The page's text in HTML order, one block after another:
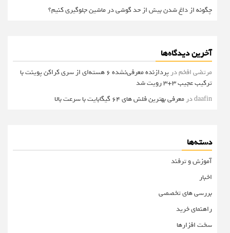
چگونه از داغ شدن بیش از حد گوشی در ماشین جلوگیری کنیم؟
آخرین دیدگاه‌ها
مرتضی افخمدر
پردازنده معرفی‌نشده 6 هسته‌ای از سری کراکن پوینت با
ترکیب عجیب 3+3 رویت شد
daafinدر معرفی بهترین فلش های 64 گیگابایت با سرعت بالا
دسته‌ها
آموزش و ترفند
اخبار
بررسی های تخصصی
راهنمای خرید
سخت افزارها